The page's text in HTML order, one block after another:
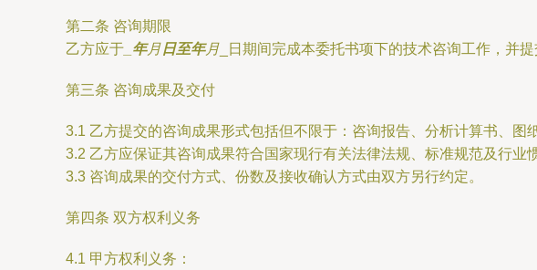
第二条 咨询期限
乙方应于 _年月日至年月 _日期间完成本委托书项下的技术咨询工作，并
第三条 咨询成果及交付
3.1 乙方提交的咨询成果形式包括但不限于：咨询报告、分析计算书、图
3.2 乙方应保证其咨询成果符合国家现行有关法律法规、标准规范及行业
3.3 咨询成果的交付方式、份数及接收确认方式由双方另行约定。
第四条 双方权利义务
4.1 甲方权利义务：